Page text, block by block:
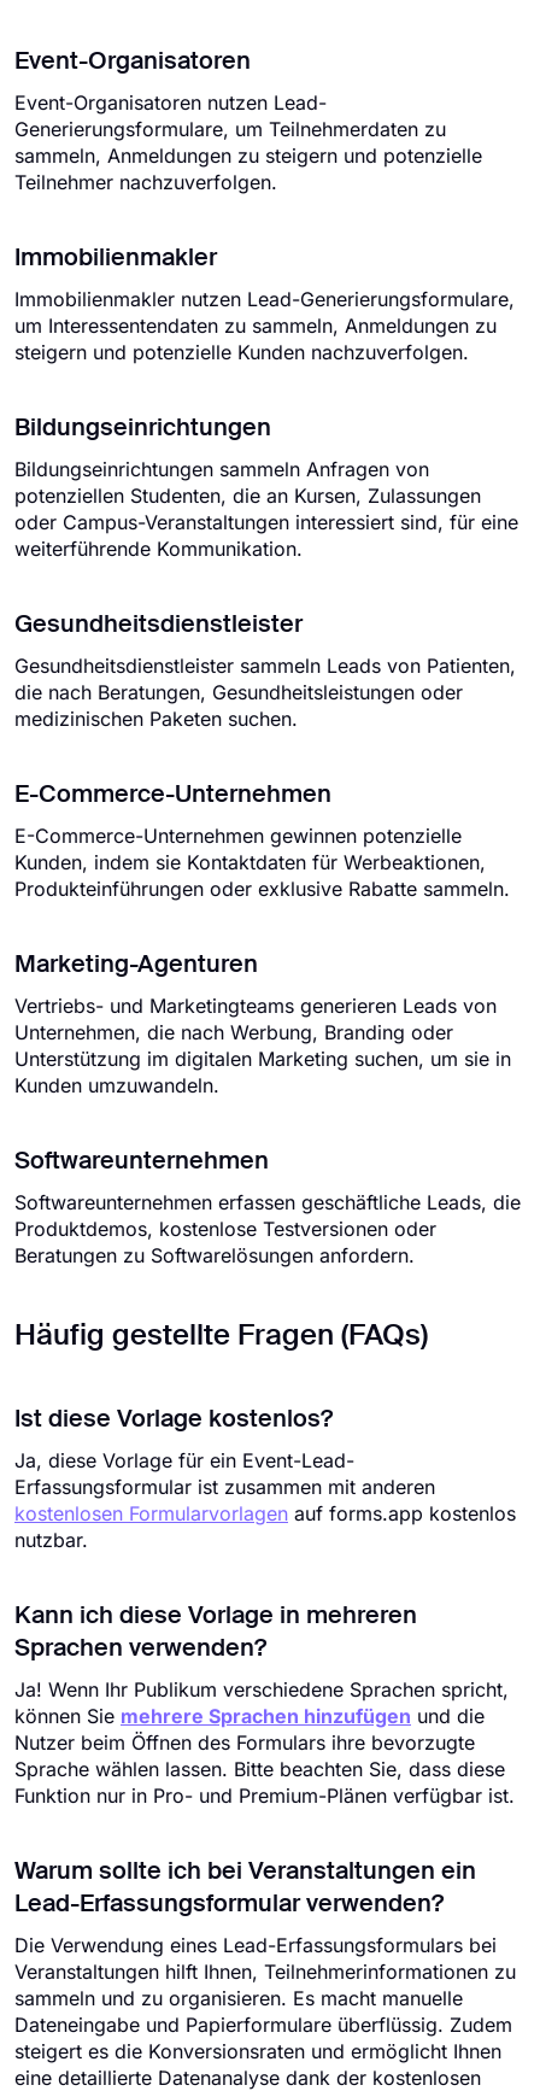
Event-Organisatoren
Event-Organisatoren nutzen Lead-
Generierungsformulare, um Teilnehmerdaten zu
sammeln, Anmeldungen zu steigern und potenzielle
Teilnehmer nachzuverfolgen.
Immobilienmakler
Immobilienmakler nutzen Lead-Generierungsformulare,
um Interessentendaten zu sammeln, Anmeldungen zu
steigern und potenzielle Kunden nachzuverfolgen.
Bildungseinrichtungen
Bildungseinrichtungen sammeln Anfragen von
potenziellen Studenten, die an Kursen, Zulassungen
oder Campus-Veranstaltungen interessiert sind, für eine
weiterführende Kommunikation.
Gesundheitsdienstleister
Gesundheitsdienstleister sammeln Leads von Patienten,
die nach Beratungen, Gesundheitsleistungen oder
medizinischen Paketen suchen.
E-Commerce-Unternehmen
E-Commerce-Unternehmen gewinnen potenzielle
Kunden, indem sie Kontaktdaten für Werbeaktionen,
Produkteinführungen oder exklusive Rabatte sammeln.
Marketing-Agenturen
Vertriebs- und Marketingteams generieren Leads von
Unternehmen, die nach Werbung, Branding oder
Unterstützung im digitalen Marketing suchen, um sie in
Kunden umzuwandeln.
Softwareunternehmen
Softwareunternehmen erfassen geschäftliche Leads, die
Produktdemos, kostenlose Testversionen oder
Beratungen zu Softwarelösungen anfordern.
Häufig gestellte Fragen (FAQs)
Ist diese Vorlage kostenlos?
Ja, diese Vorlage für ein Event-Lead-
Erfassungsformular ist zusammen mit anderen
kostenlosen Formularvorlagen auf forms.app kostenlos
nutzbar.
Kann ich diese Vorlage in mehreren
Sprachen verwenden?
Ja! Wenn Ihr Publikum verschiedene Sprachen spricht,
können Sie mehrere Sprachen hinzufügen und die
Nutzer beim Öffnen des Formulars ihre bevorzugte
Sprache wählen lassen. Bitte beachten Sie, dass diese
Funktion nur in Pro- und Premium-Plänen verfügbar ist.
Warum sollte ich bei Veranstaltungen ein
Lead-Erfassungsformular verwenden?
Die Verwendung eines Lead-Erfassungsformulars bei
Veranstaltungen hilft Ihnen, Teilnehmerinformationen zu
sammeln und zu organisieren. Es macht manuelle
Dateneingabe und Papierformulare überflüssig. Zudem
steigert es die Konversionsraten und ermöglicht Ihnen
eine detaillierte Datenanalyse dank der kostenlosen